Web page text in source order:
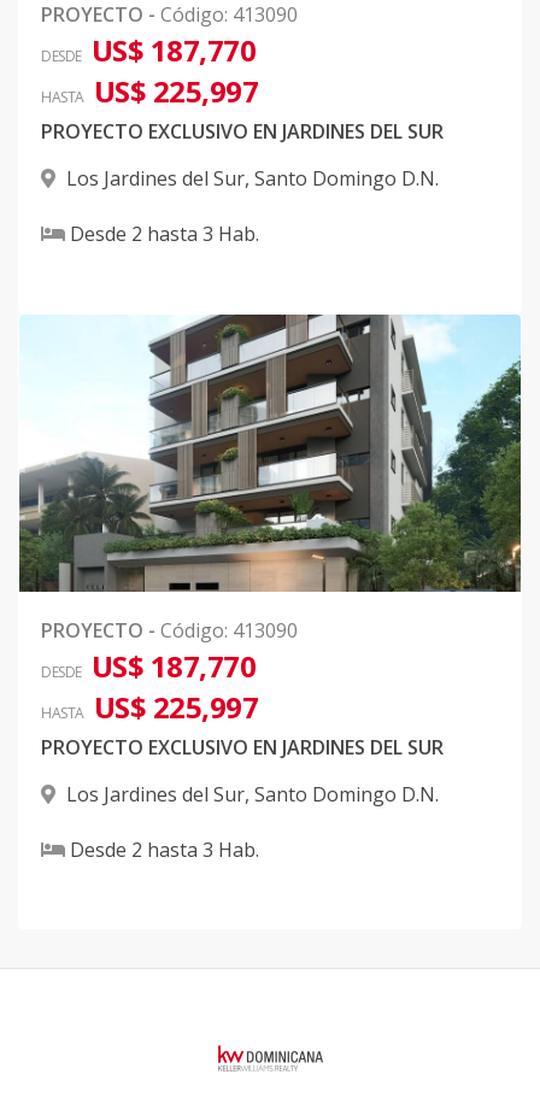
PROYECTO - Código: 413090
DESDE US$ 187,770
HASTA US$ 225,997
PROYECTO EXCLUSIVO EN JARDINES DEL SUR
Los Jardines del Sur, Santo Domingo D.N.
Desde 2 hasta 3 Hab.
PROYECTO - Código: 413090
DESDE US$ 187,770
HASTA US$ 225,997
PROYECTO EXCLUSIVO EN JARDINES DEL SUR
Los Jardines del Sur, Santo Domingo D.N.
Desde 2 hasta 3 Hab.